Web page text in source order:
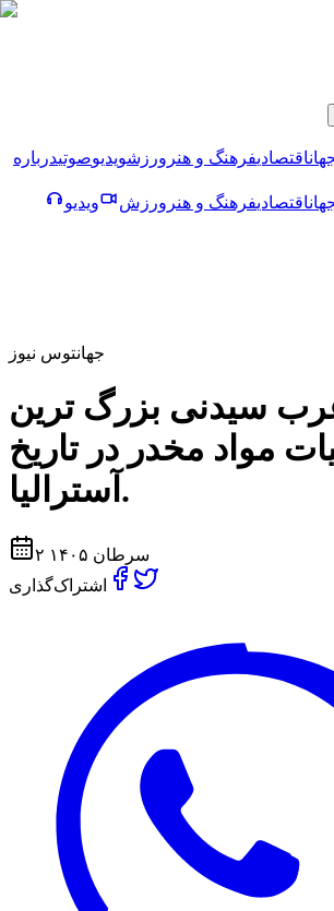
اقتصادیفرهنگ و هنر ورزشویدیوصوتیدرباره
اقتصادیفرهنگ و هنر ورزش
ویدیو
جهانتوس نیوز
سيدنى بزرگ ترين
مواد مخدر در تاريخ
آستراليا.
۲ سرطان ۱۴۰۵
اشتراک‌گذاری